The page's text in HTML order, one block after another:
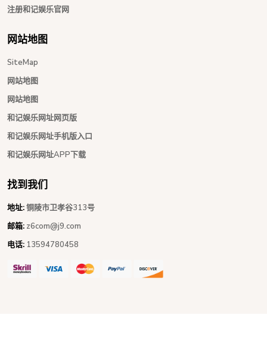
注册和记娱乐官网
网站地图
SiteMap
网站地图
网站地图
和记娱乐网址网页版
和记娱乐网址手机版入口
和记娱乐网址APP下载
找到我们
地址:铜陵市卫孝谷313号
邮箱: z6com@j9.com
电话: 13594780458